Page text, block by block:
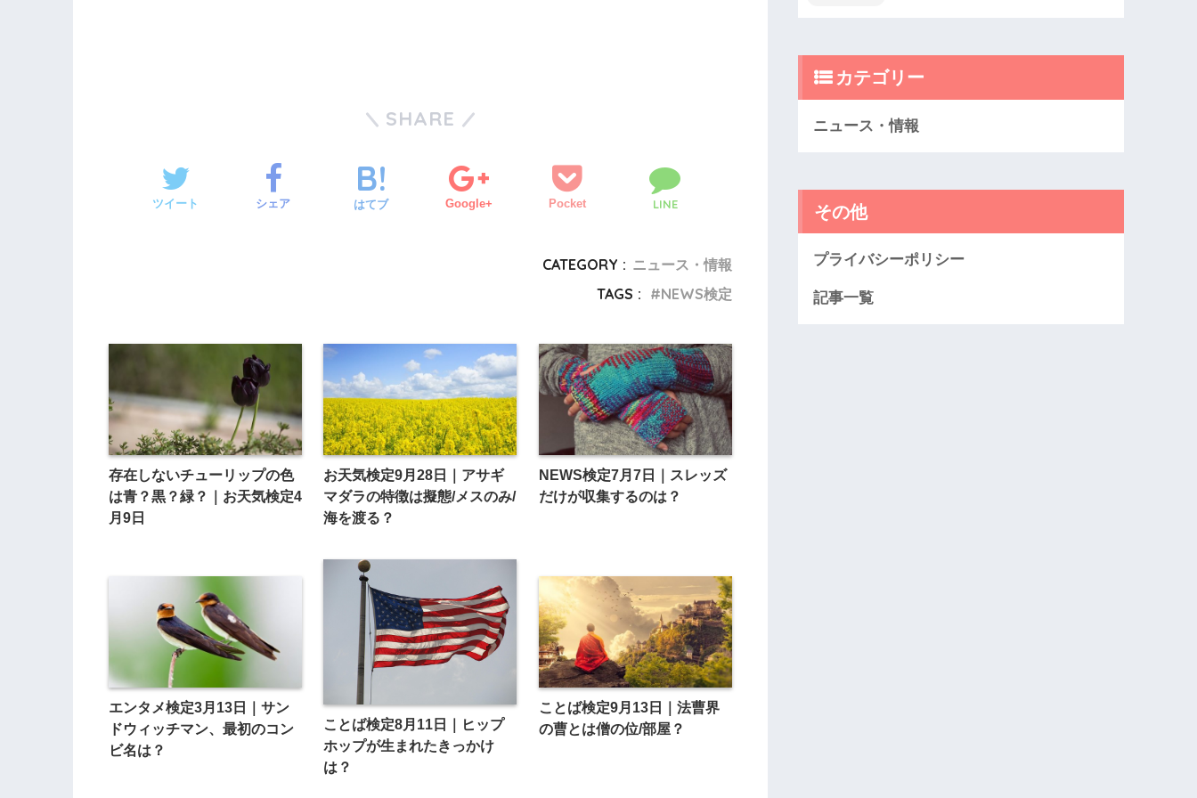
SHARE
ツイート シェア はてブ Google+ Pocket LINE
CATEGORY : ニュース・情報
TAGS :
NEWS検定
存在しないチューリップの色
は青？黒？緑？｜お天気検定4
月9日
お天気検定9月28日｜アサギ
マダラの特徴は擬態/メスのみ/
海を渡る？
NEWS検定7月7日｜スレッズ
だけが収集するのは？
エンタメ検定3月13日｜サン
ドウィッチマン、最初のコン
ビ名は？
ことば検定8月11日｜ヒップ
ホップが生まれたきっかけ
は？
ことば検定9月13日｜法曹界
の曹とは僧の位/部屋？
カテゴリー
ニュース・情報
その他
プライバシーポリシー
記事一覧